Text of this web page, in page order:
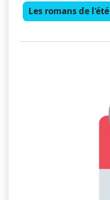
Les romans de l'été